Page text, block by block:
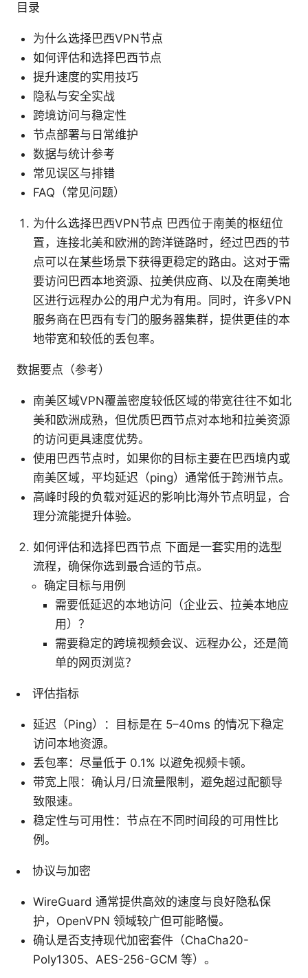
目录
为什么选择巴西VPN节点
如何评估和选择巴西节点
提升速度的实用技巧
隐私与安全实战
跨境访问与稳定性
节点部署与日常维护
数据与统计参考
常见误区与排错
FAQ（常见问题）
为什么选择巴西VPN节点 巴西位于南美的枢纽位
置，连接北美和欧洲的跨洋链路时，经过巴西的节
点可以在某些场景下获得更稳定的路由。这对于需
要访问巴西本地资源、拉美供应商、以及在南美地
区进行远程办公的用户尤为有用。同时，许多VPN
服务商在巴西有专门的服务器集群，提供更佳的本
地带宽和较低的丢包率。
数据要点（参考）
南美区域VPN覆盖密度较低区域的带宽往往不如北
美和欧洲成熟，但优质巴西节点对本地和拉美资源
的访问更具速度优势。
使用巴西节点时，如果你的目标主要在巴西境内或
南美区域，平均延迟（ping）通常低于跨洲节点。
高峰时段的负载对延迟的影响比海外节点明显，合
理分流能提升体验。
如何评估和选择巴西节点 下面是一套实用的选型
流程，确保你选到最合适的节点。
确定目标与用例
需要低延迟的本地访问（企业云、拉美本地应
用）？
需要稳定的跨境视频会议、远程办公，还是简
单的网页浏览？
评估指标
延迟（Ping）：目标是在 5–40ms 的情况下稳定
访问本地资源。
丢包率：尽量低于 0.1% 以避免视频卡顿。
带宽上限：确认月/日流量限制，避免超过配额导
致限速。
稳定性与可用性：节点在不同时间段的可用性比
例。
协议与加密
WireGuard 通常提供高效的速度与良好隐私保
护，OpenVPN 领域较广但可能略慢。
确认是否支持现代加密套件（ChaCha20-
Poly1305、AES-256-GCM 等）。